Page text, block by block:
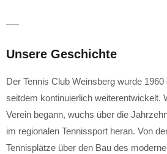
Unsere Geschichte
Der Tennis Club Weinsberg wurde
seitdem kontinuierlich weiterentwickelt.
Verein begann, wuchs über die
im regionalen Tennissport heran. Von
Tennisplätze über den Bau des